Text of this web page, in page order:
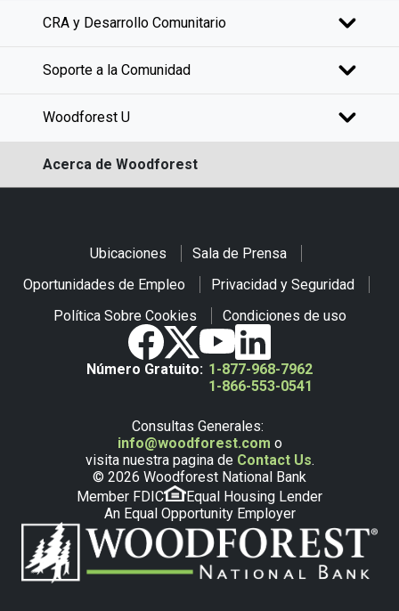
CRA y Desarrollo Comunitario
Soporte a la Comunidad
Woodforest U
Acerca de Woodforest
Ubicaciones
Sala de Prensa
Oportunidades de Empleo
Privacidad y Seguridad
Política Sobre Cookies
Condiciones de uso
Número Gratuito: 1-877-968-7962
1-866-553-0541
Consultas Generales:
info@woodforest.com o
visita nuestra pagina de Contact Us.
© 2026 Woodforest National Bank
Member FDIC
Equal Housing Lender
An Equal Opportunity Employer